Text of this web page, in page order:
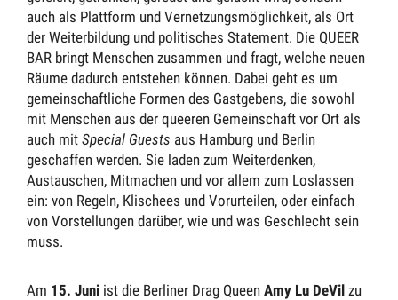
auch als Plattform und Vernetzungsmöglichkeit, als Ort
der Weiterbildung und politisches Statement. Die QUEER
BAR bringt Menschen zusammen und fragt, welche neuen
Räume dadurch entstehen können. Dabei geht es um
gemeinschaftliche Formen des Gastgebens, die sowohl
mit Menschen aus der queeren Gemeinschaft vor Ort als
auch mit Special Guests aus Hamburg und Berlin
geschaffen werden. Sie laden zum Weiterdenken,
Austauschen, Mitmachen und vor allem zum Loslassen
ein: von Regeln, Klischees und Vorurteilen, oder einfach
von Vorstellungen darüber, wie und was Geschlecht sein
muss.
Am 15. Juni ist die Berliner Drag Queen Amy Lu DeVil zu